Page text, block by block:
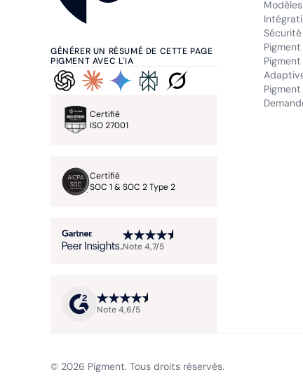
GÉNÉRER UN RÉSUMÉ DE CETTE PAGE
PIGMENT AVEC L'IA
Certifié
ISO 27001
Certifié
SOC 1 & SOC 2 Type 2
Note 4,7/5
Note 4,6/5
Sécurité
© 2026 Pigment. Tous droits réservés.